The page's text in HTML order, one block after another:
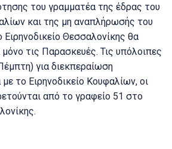
του γραμματέα της έδρας του
και της μη αναπλήρωσής του
Ειρηνοδικείο Θεσσαλονίκης θα
τις Παρασκευές. Τις υπόλοιπες
για διεκπεραίωση
το Ειρηνοδικείο Κουφαλίων, οι
από το γραφείο 51 στο